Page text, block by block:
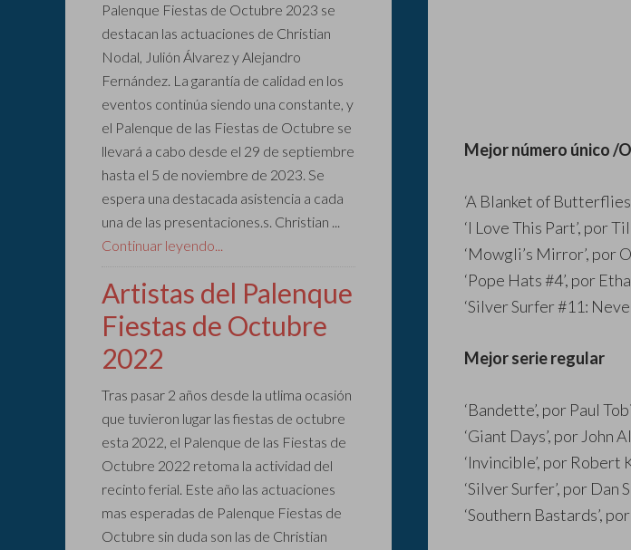
Mejor número único /
‘A Blanket of
‘I Love This Part’, por
‘Mowgli’s Mirror’, por
‘Pope Hats #4’, por
‘Silver Surfer #11:
Mejor serie regular
‘Bandette’, por Paul
‘Giant Days’, por John
‘Invincible’, por
‘Silver Surfer’, por
‘Southern Bastards’,
Palenque Fiestas de Octubre 2023 se
destacan las actuaciones de Christian
Nodal, Julión Álvarez y Alejandro
Fernández. La garantía de calidad en los
eventos continúa siendo una constante, y
el Palenque de las Fiestas de Octubre se
llevará a cabo desde el 29 de septiembre
hasta el 5 de noviembre de 2023. Se
espera una destacada asistencia a cada
una de las presentaciones.s. Christian ...
Continuar leyendo...
Artistas del Palenque
Fiestas de Octubre
2022
Tras pasar 2 años desde la utlima ocasión
que tuvieron lugar las fiestas de octubre
esta 2022, el Palenque de las Fiestas de
Octubre 2022 retoma la actividad del
recinto ferial. Este año las actuaciones
mas esperadas de Palenque Fiestas de
Octubre sin duda son las de Christian